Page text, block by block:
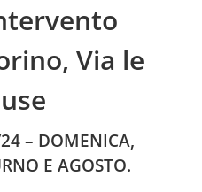
Via le
– DOMENICA,
E AGOSTO.